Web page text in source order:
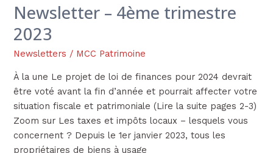
Newsletter – 4ème trimestre
2023
Newsletters / MCC Patrimoine
À la une Le projet de loi de finances pour 2024 devrait
être voté avant la fin d’année et pourrait affecter votre
situation fiscale et patrimoniale (Lire la suite pages 2-3)
Zoom sur Les taxes et impôts locaux – lesquels vous
concernent ? Depuis le 1er janvier 2023, tous les
propriétaires de biens à usage
Newsletter
4ème
trimestre